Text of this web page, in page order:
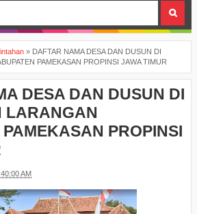
» DAFTAR NAMA DESA DAN DUSUN DI
PAMEKASAN PROPINSI JAWA TIMUR
DESA DAN DUSUN DI
LARANGAN
PROPINSI
AM